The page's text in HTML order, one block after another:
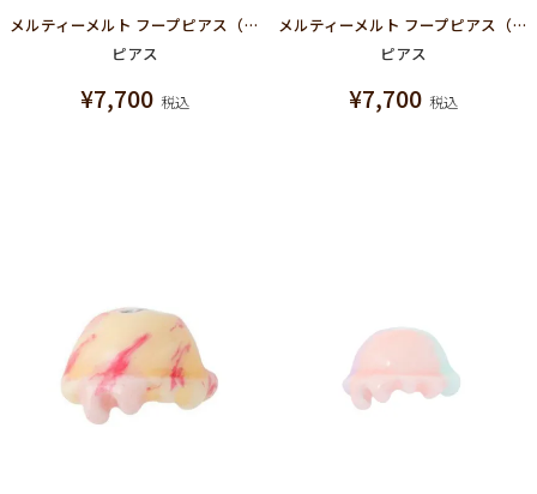
メルティーメルト フープピアス（シルバーマーブル）
ピアス
¥7,700 税込
メルティーメルト フープピアス（ホワイトマーブル）
ピアス
¥7,700 税込